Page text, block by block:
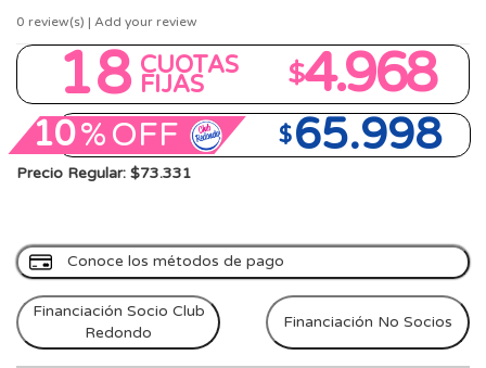
0 review(s) | Add your review
18 CUOTAS
FIJAS $4.968
10%OFF $65.998
Precio Regular: $73.331
Conoce los métodos de pago
Financiación Socio Club
Redondo
Financiación No Socios